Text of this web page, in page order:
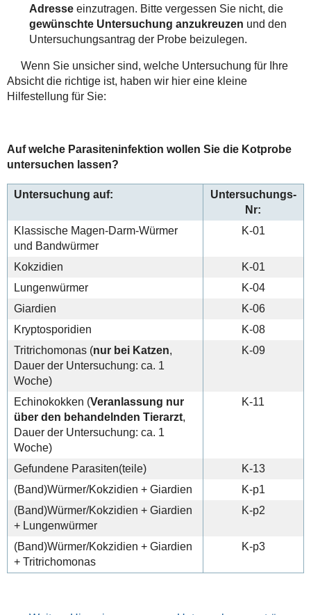
Adresseeinzutragen. Bitte vergessen Sie nicht, die
gewünschte Untersuchung anzukreuzen und den
Untersuchungsantrag der Probe beizulegen.
Wenn Sie unsicher sind, welche Untersuchung für Ihre
Absicht die richtige ist, haben wir hier eine kleine
Hilfestellung für Sie:
Auf welche Parasiteninfektion wollen Sie die Kotprobe
untersuchen lassen?
Untersuchung auf:
Untersuchungs-
Nr:
Klassische Magen-Darm-Würmer
und Bandwürmer
K-01
Kokzidien
K-01
Lungenwürmer
K-04
Giardien
K-06
Kryptosporidien
K-08
Tritrichomonas (nur bei Katzen,
Dauer der Untersuchung: ca. 1
Woche)
K-09
Echinokokken (Veranlassung nur
über den behandelnden Tierarzt,
Dauer der Untersuchung: ca. 1
Woche)
K-11
Gefundene Parasiten(teile)
K-13
(Band)Würmer/Kokzidien + Giardien
K-p1
(Band)Würmer/Kokzidien + Giardien
+ Lungenwürmer
K-p2
(Band)Würmer/Kokzidien + Giardien
+ Tritrichomonas
K-p3